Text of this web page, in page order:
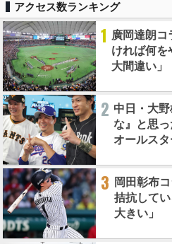
アクセス数ランキング
1 廣岡達朗コ
ければ何を
大間違い」
2 中日・大
な』と思
オールスタ
3
岡田彰布
拮抗して
大きい」